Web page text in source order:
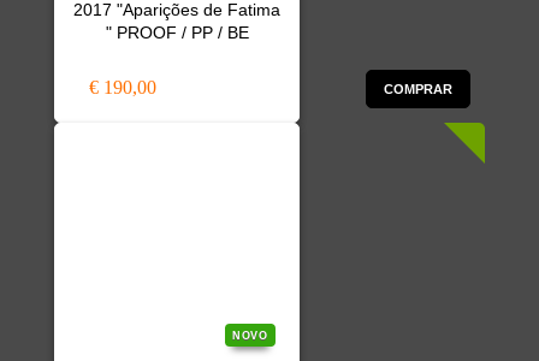
2017 "Aparições de Fatima
" PROOF / PP / BE
€ 190,00 COMPRAR
NOVO